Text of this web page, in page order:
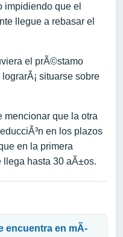
impidiendo que el
llegue a rebasar el
el prÃ©stamo
situarse sobre
mencionar que la otra
en los plazos
en la primera
hasta 30 aÃ±os.
encuentra en mÃ­